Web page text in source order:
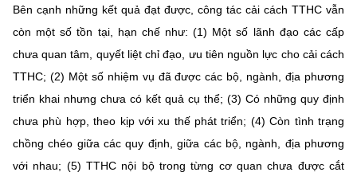
Chọn ngôn ngữ
Vietnamese English
BỘ KHOA HỌC VÀ CÔNG NGHỆ
MINISTRY OF SCIENCE AND TECHNOLOGY
Điều khoản sử dụng Theo dõi MST: Góp ý
Bên cạnh những kết quả đạt được, công tác cải cách TTHC vẫn
còn một số tồn tại, hạn chế như: (1) Một số lãnh đạo các cấp
chưa quan tâm, quyết liệt chỉ đạo, ưu tiên nguồn lực cho cải cách
TTHC; (2) Một số nhiệm vụ đã được các bộ, ngành, địa phương
triển khai nhưng chưa có kết quả cụ thể; (3) Có những quy định
chưa phù hợp, theo kịp với xu thế phát triển; (4) Còn tình trạng
chồng chéo giữa các quy định, giữa các bộ, ngành, địa phương
với nhau; (5) TTHC nội bộ trong từng cơ quan chưa được cắt